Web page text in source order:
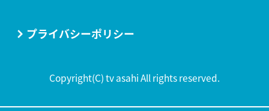
プライバシーポリシー
Copyright(C) tv asahi All rights reserved.